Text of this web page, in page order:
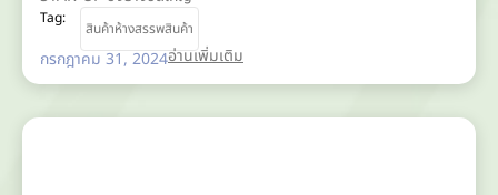
Tag:
สินค้าห้างสรรพสินค้า
กรกฎาคม 31, 2024อ่านเพิ่มเติม